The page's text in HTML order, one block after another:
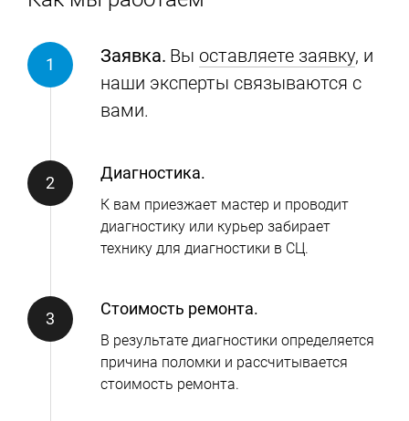
Заявка. Вы оставляете заявку, и
наши эксперты связываются с
вами.
Диагностика.
К вам приезжает мастер и проводит
диагностику или курьер забирает
технику для диагностики в СЦ.
Стоимость ремонта.
В результате диагностики определяется
причина поломки и рассчитывается
стоимость ремонта.